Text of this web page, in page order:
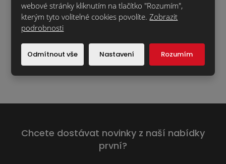
Zobrazit
Chcete dostávat novinky z naší nabídky
první?
webové stránky kliknutím na tlačítko "Rozumím",
kterým tyto volitelné cookies povolíte.Zobrazit
podrobnosti
Odmítnout vše Nastavení Rozumím